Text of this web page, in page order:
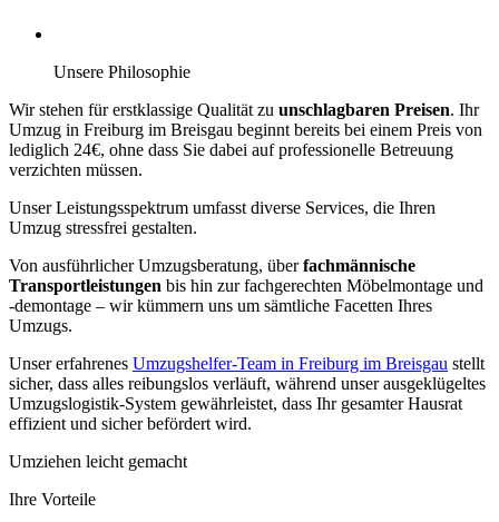
Unsere Philosophie
Wir stehen für erstklassige Qualität zu unschlagbaren Preisen. Ihr
Umzug in Freiburg im Breisgau beginnt bereits bei einem Preis von
lediglich 24€, ohne dass Sie dabei auf professionelle Betreuung
verzichten müssen.
Unser Leistungsspektrum umfasst diverse Services, die Ihren
Umzug stressfrei gestalten.
Von ausführlicher Umzugsberatung, überfachmännische
Transportleistungen bis hin zur fachgerechten Möbelmontage und
-demontage – wir kümmern uns um sämtliche Facetten Ihres
Umzugs.
Unser erfahrenes Umzugshelfer-Team in Freiburg im Breisgau stellt
sicher, dass alles reibungslos verläuft, während unser ausgeklügeltes
Umzugslogistik-System gewährleistet, dass Ihr gesamter Hausrat
effizient und sicher befördert wird.
Umziehen leicht gemacht
Ihre Vorteile